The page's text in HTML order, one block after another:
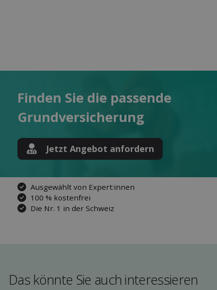
Finden Sie die pas­sende
Grund­versicherung
Jetzt Angebot anfordern
Ausgewählt von Expert:innen
100 % kostenfrei
Die Nr. 1 in der Schweiz
Das könnte Sie auch interessieren